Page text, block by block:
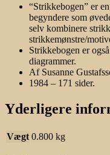
“Strikkebogen” er
begyndere som
selv kombinere
strikkemønstre/
Strikkebogen er
diagrammer.
Af Susanne
1984 – 171 sider.
Yderligere
Vægt 0.800 kg